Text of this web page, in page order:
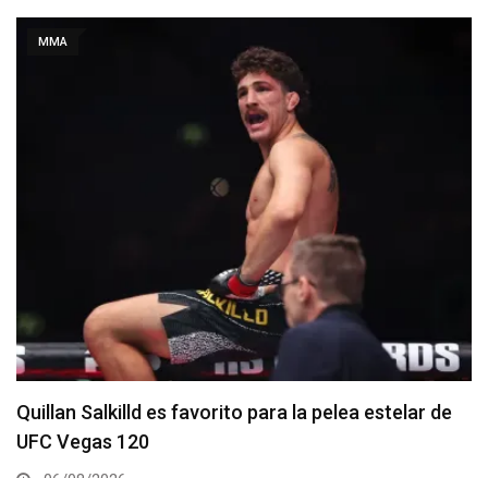
Se anuncia la cartelera completa del UFC 331
06/08/2026